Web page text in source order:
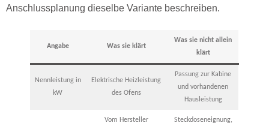
Anschlussplanung dieselbe Variante beschreiben.
Angabe Was sie klärt
Was sie nicht allein
klärt
Nennleistung in
kW
Elektrische Heizleistung
des Ofens
Passung zur Kabine
und vorhandenen
Hausleistung
Vom Hersteller
Steckdoseneignung,